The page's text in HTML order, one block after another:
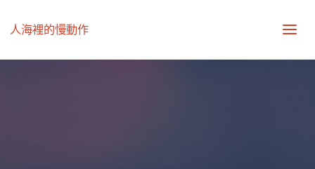
人海裡的慢動作